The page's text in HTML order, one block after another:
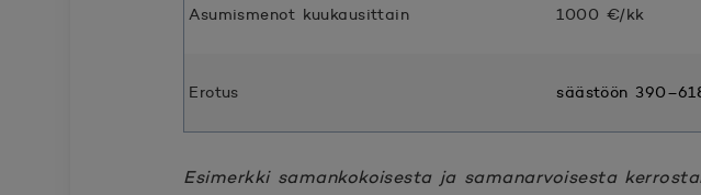
Asumismenot kuukausittain 1000 €/kk
Erotus säästöön
Esimerkki samankokoisesta ja samanarvoisesta